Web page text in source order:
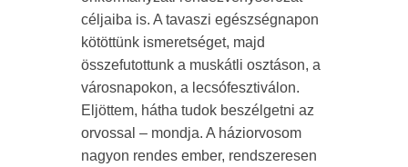
céljaiba is. A tavaszi egészségnapon
kötöttünk ismeretséget, majd
összefutottunk a muskátli osztáson, a
városnapokon, a lecsófesztiválon.
Eljöttem, hátha tudok beszélgetni az
orvossal – mondja. A háziorvosom
nagyon rendes ember, rendszeresen